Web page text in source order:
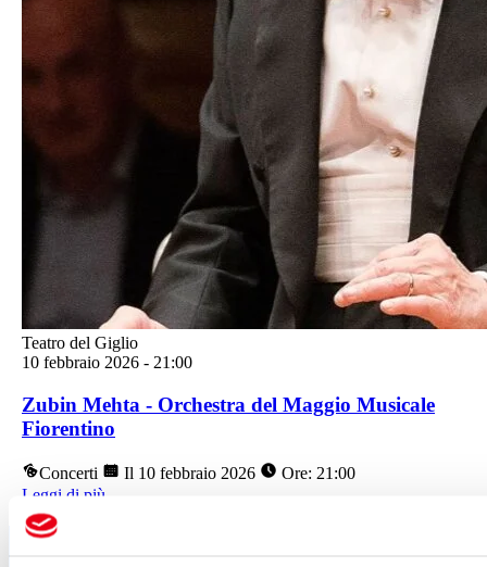
Teatro del Giglio
10 febbraio 2026 - 21:00
Zubin Mehta - Orchestra del Maggio Musicale
Fiorentino
Concerti Il 10 febbraio 2026
Ore: 21:00
Leggi di più
Segui tutte le novità